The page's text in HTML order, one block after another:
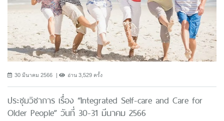
30 มีนาคม 2566 อ่าน 3,529 ครั้ง
ประชุมวิชาการ เรื่อง “Integrated Self-care and Care for
Older People” วันที่ 30-31 มีนาคม 2566